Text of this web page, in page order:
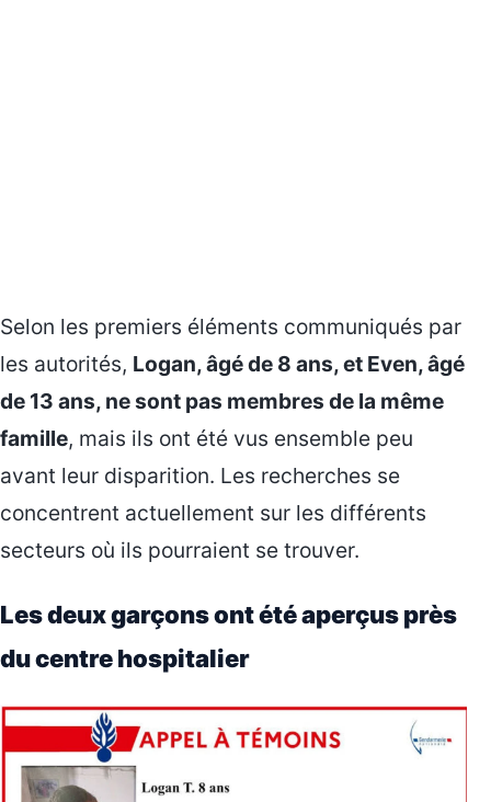
Selon les premiers éléments communiqués par
les autorités, Logan, âgé de 8 ans, et Even, âgé
de 13 ans, ne sont pas membres de la même
famille, mais ils ont été vus ensemble peu
avant leur disparition. Les recherches se
concentrent actuellement sur les différents
secteurs où ils pourraient se trouver.
Les deux garçons ont été aperçus près
du centre hospitalier